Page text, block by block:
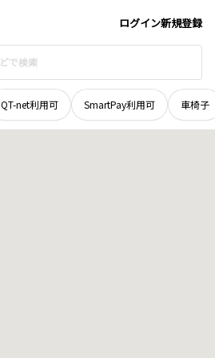
ログイン新規登録
QT-net利用可 SmartPay利用可 車椅子